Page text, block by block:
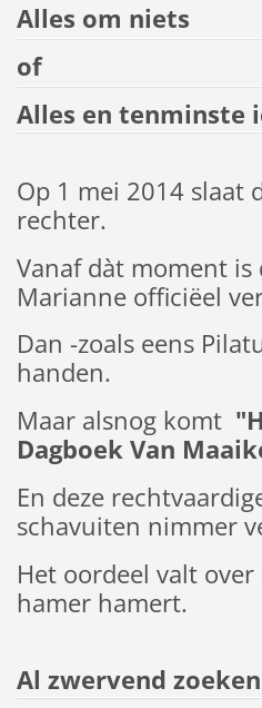
Alles om niets
of
Alles en tenminste
Op 1 mei 2014 slaat
rechter.
Vanaf dàt moment
Marianne officiëel
Dan -zoals eens
handen.
Maar alsnog komt
Dagboek Van
En deze
schavuiten nimmer
Het oordeel valt
hamer hamert.
Al zwervend zoeken